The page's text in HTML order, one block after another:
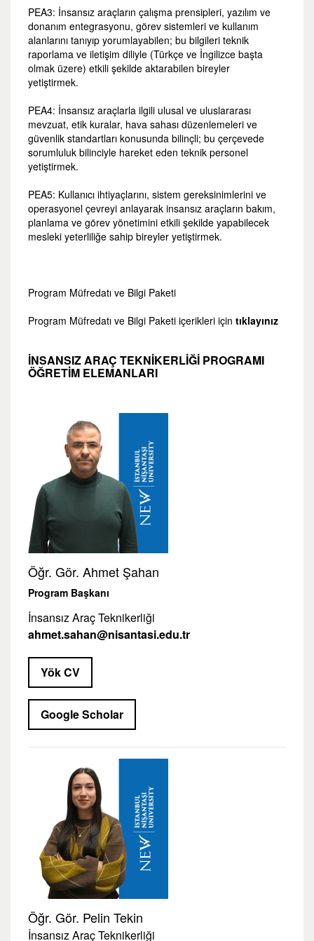
PEA3: İnsansız araçların çalışma prensipleri, yazılım ve
donanım entegrasyonu, görev sistemleri ve kullanım
alanlarını tanıyıp yorumlayabilen; bu bilgileri teknik
raporlama ve iletişim diliyle (Türkçe ve İngilizce başta
olmak üzere) etkili şekilde aktarabilen bireyler
yetiştirmek.
PEA4: İnsansız araçlarla ilgili ulusal ve uluslararası
mevzuat, etik kuralar, hava sahası düzenlemeleri ve
güvenlik standartları konusunda bilinçli; bu çerçevede
sorumluluk bilinciyle hareket eden teknik personel
yetiştirmek.
PEA5: Kullanıcı ihtiyaçlarını, sistem gereksinimlerini ve
operasyonel çevreyi anlayarak insansız araçların bakım,
planlama ve görev yönetimini etkili şekilde yapabilecek
mesleki yeterliliğe sahip bireyler yetiştirmek.
Program Müfredatı ve Bilgi Paketi
Program Müfredatı ve Bilgi Paketi içerikleri için tıklayınız
İNSANSIZ ARAÇ TEKNIKERLIĞI PROGRAMI
ÖĞRETİM ELEMANLARI
Öğr. Gör. Ahmet Şahan
Program Başkanı
İnsansız Araç Teknikerliği
ahmet.sahan@nisantasi.edu.tr
Yök CV
Google Scholar
Öğr. Gör. Pelin Tekin
İnsansız Araç Teknikerliği